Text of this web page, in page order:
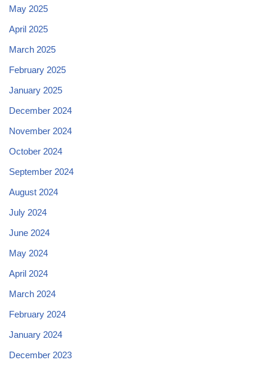
May 2025
April 2025
March 2025
February 2025
January 2025
December 2024
November 2024
October 2024
September 2024
August 2024
July 2024
June 2024
May 2024
April 2024
March 2024
February 2024
January 2024
December 2023